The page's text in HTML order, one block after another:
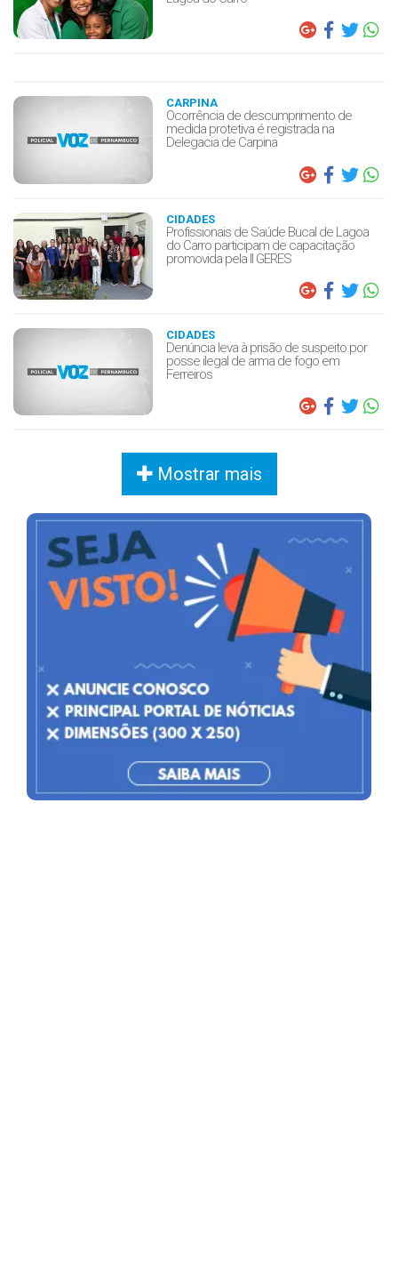
CARPINA
Ocorrência de descumprimento de
medida protetiva é registrada na
Delegacia de Carpina
CIDADES
Profissionais de Saúde Bucal de Lagoa
do Carro participam de capacitação
promovida pela II GERES
CIDADES
Denúncia leva à prisão de suspeito por
posse ilegal de arma de fogo em
Ferreiros
Mostrar mais